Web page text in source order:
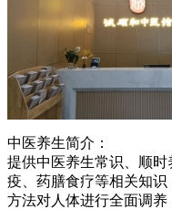
中医养生简介：
提供中医养生常识、顺
疫、药膳食疗等相关知
方法对人体进行全面调